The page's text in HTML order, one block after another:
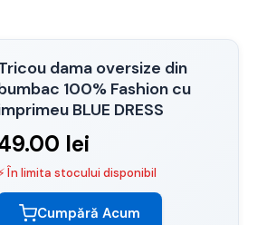
dama oversize din
100% Fashion cu
BLUE DRESS
lei
În limita stocului disponibil
Cumpără Acum